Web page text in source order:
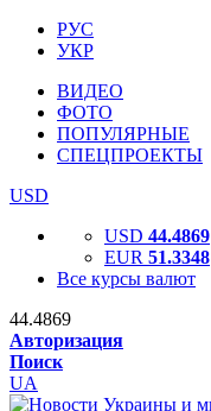
РУС
УКР
ВИДЕО
ФОТО
ПОПУЛЯРНЫЕ
СПЕЦПРОЕКТЫ
USD
USD 44.4869
EUR 51.3348
Все курсы валют
44.4869
Авторизация
Поиск
UA